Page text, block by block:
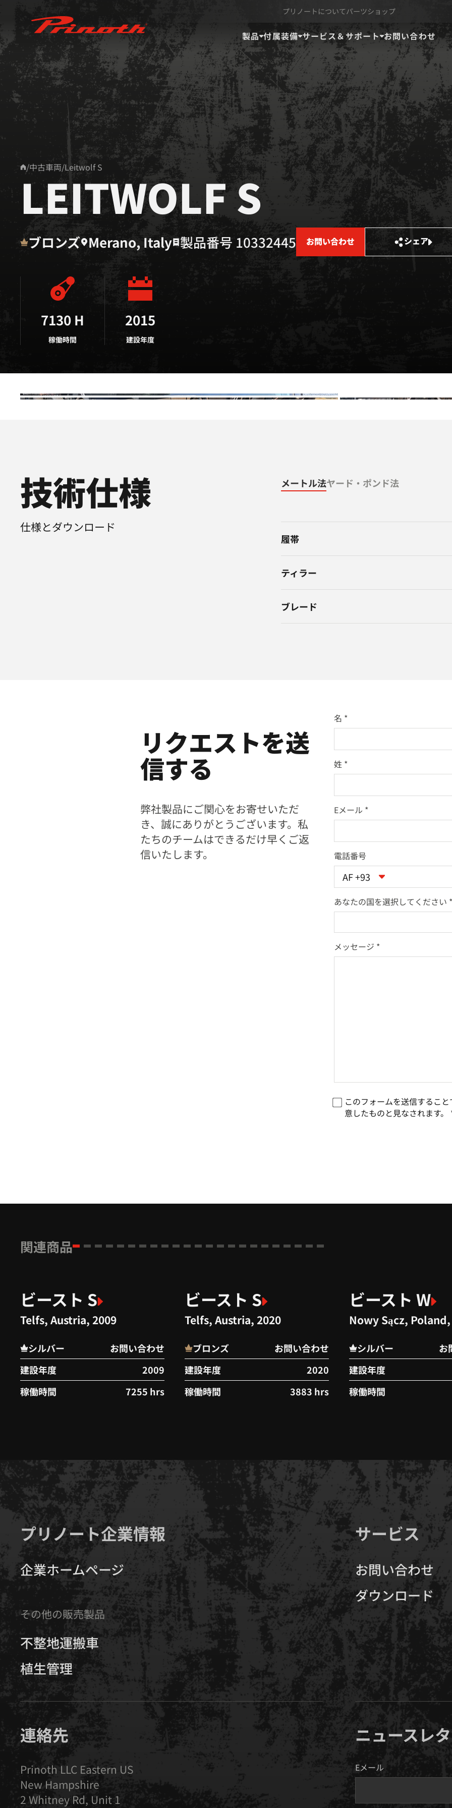
Prinoth - Corporate Website
プリノートについてパーツショップ
製品 付属装備 サービス＆サポート お問い合わせ
Home
/中古車両/Leitwolf S
LEITWOLF S
ブロンズ Merano, Italy 製品番号 10332445 お問い合わせ シェア
7130 H
稼働時間
2015
建設年度
技術仕様
仕様とダウンロード
メートル法ヤード・ポンド法
履帯
ティラー
ブレード
リクエストを送
信する
弊社製品にご関心をお寄せいただ
き、誠にありがとうございます。私
たちのチームはできるだけ早くご返
信いたします。
名
姓
Eメール
電話番号
AF +93
あなたの国を選択してください
メッセージ
このフォームを送信するこ
意したものと見なされます。
関連商品
ビースト S
Telfs, Austria, 2009
シルバー
お問い合わせ
建設年度
2009
稼働時間
7255 hrs
ビースト S
Telfs, Austria, 2020
ブロンズ
お問い合わせ
建設年度
2020
稼働時間
3883 hrs
ビースト W
Nowy Sącz,
シルバー
お
建設年度
稼働時間
プリノート企業情報
企業ホームページ
その他の販売製品
不整地運搬車
植生管理
サービス
お問い合わせ
ダウンロード
連絡先
Prinoth LLC Eastern US
New Hampshire
2 Whitney Rd, Unit 1
ニュースレ
Eメール